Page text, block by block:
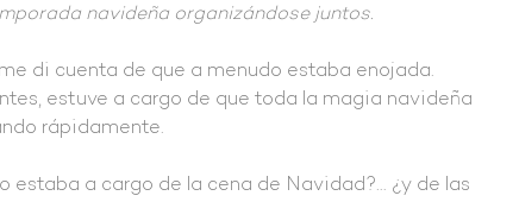
navideña organizándose juntos.
di cuenta de que a menudo estaba enojada.
estuve a cargo de que toda la magia navideña
rápidamente.
estaba a cargo de la cena de Navidad?… ¿y de las